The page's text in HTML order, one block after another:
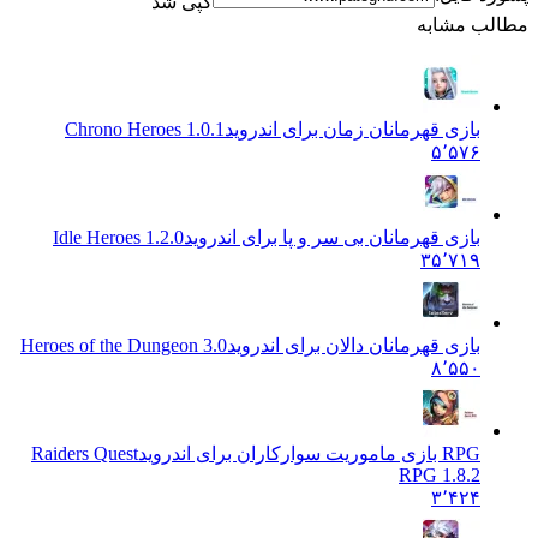
مشابه
بازی قهرمانان زمان برای اندروید 1.0.1 Chrono Heroes
بازی قهرمانان بی سر و پا برای اندروید 1.2.0 Idle Heroes
۳۵٬۷۱۹
بازی قهرمانان دالان برای اندروید Heroes of the Dungeon 3.0
Raiders Quest
RPG 1.8.2